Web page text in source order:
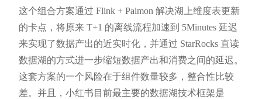
这个组合方案通过 Flink + Paimon 解决湖上维度表更新
的卡点，将原来 T+1 的离线流程加速到 5Minutes 延迟
来实现了数据产出的近实时化，并通过 StarRocks 直读
数据湖的方式进一步缩短数据产出和消费之间的延迟。
这套方案的一个风险在于组件数量较多，整合性比较
差。并且，小红书目前最主要的数据湖技术框架是